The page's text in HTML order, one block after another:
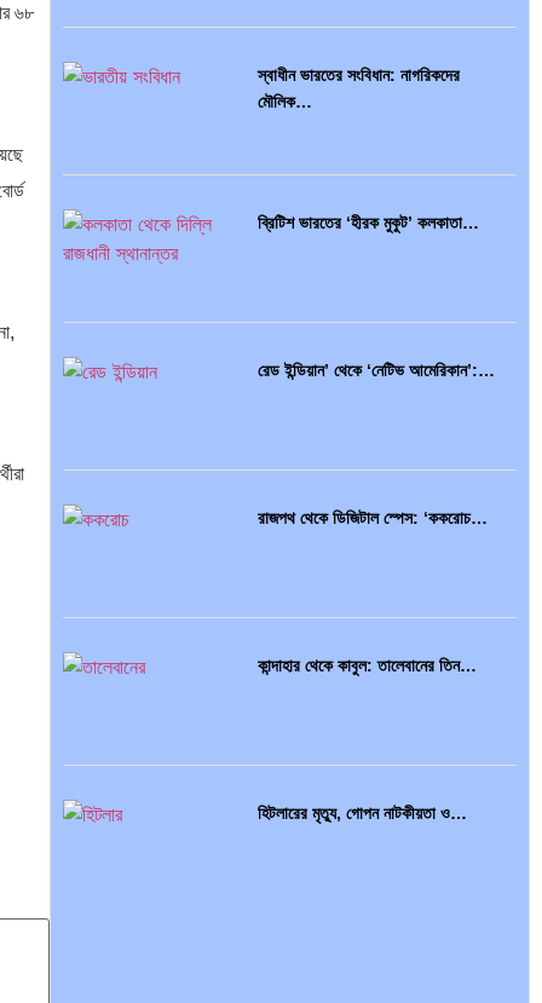
৬৮
স্বাধীন ভারতের সংবিধান: নাগরিকদের
মৌলিক…
ব্রিটিশ ভারতের ‘হীরক মুকুট’ কলকাতা…
রেড ইন্ডিয়ান’ থেকে ‘নেটিভ আমেরিকান’:…
রাজপথ থেকে ডিজিটাল স্পেস: ‘ককরোচ…
কান্দাহার থেকে কাবুল: তালেবানের তিন…
হিটলারের মৃত্যু, গোপন নাটকীয়তা ও…